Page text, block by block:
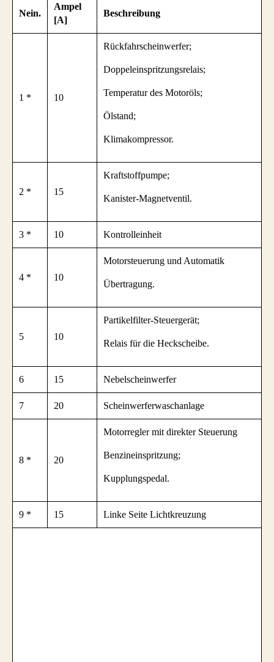
Nein.
Ampel
[A]
Beschreibung
1 * 10
Rückfahrscheinwerfer;
Doppeleinspritzungsrelais;
Temperatur des Motoröls;
Ölstand;
Klimakompressor.
2 * 15
Kraftstoffpumpe;
Kanister-Magnetventil.
3 * 10 Kontrolleinheit
4 * 10
Motorsteuerung und Automatik
Übertragung.
5 10
Partikelfilter-Steuergerät;
Relais für die Heckscheibe.
6 15 Nebelscheinwerfer
7 20 Scheinwerferwaschanlage
8 * 20
Motorregler mit direkter Steuerung
Benzineinspritzung;
Kupplungspedal.
9 * 15 Linke Seite Lichtkreuzung